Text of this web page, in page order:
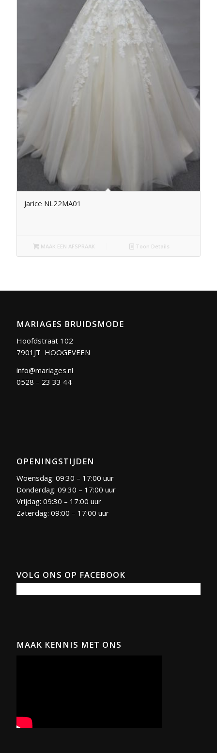
Jarice NL22MA01
MAAK EEN AFSPRAAK Toon Details
MARIAGES BRUIDSMODE
Hoofdstraat 102
7901JT HOOGEVEEN
info@mariages.nl
0528 – 23 33 44
OPENINGSTIJDEN
Woensdag: 09:30 – 17:00 uur
Donderdag: 09:30 – 17:00 uur
Vrijdag: 09:30 – 17:00 uur
Zaterdag: 09:00 – 17:00 uur
VOLG ONS OP FACEBOOK
MAAK KENNIS MET ONS